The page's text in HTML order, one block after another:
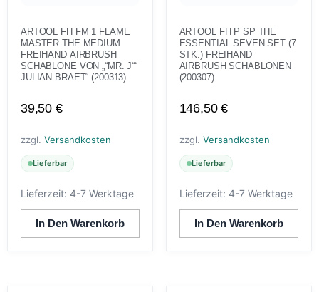
ARTOOL FH FM 1 FLAME
MASTER THE MEDIUM
FREIHAND AIRBRUSH
SCHABLONE VON „“MR. J““
JULIAN BRAET“ (200313)
39,50 €
zzgl. Versandkosten
Lieferbar
Lieferzeit: 4-7 Werktage
In Den Warenkorb
ARTOOL FH P SP THE
ESSENTIAL SEVEN SET (7
STK.) FREIHAND
AIRBRUSH SCHABLONEN
(200307)
146,50€
zzgl. Versandkosten
Lieferbar
Lieferzeit: 4-7 Werktage
In Den Warenkorb